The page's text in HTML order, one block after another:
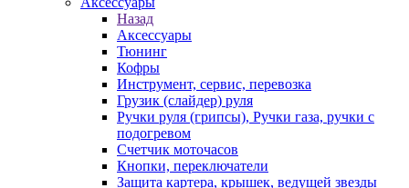
Назад
Аксессуары
Тюнинг
Кофры
Инструмент, сервис, перевозка
Грузик (слайдер) руля
Ручки руля (грипсы), Ручки газа, ручки с
подогревом
Счетчик моточасов
Кнопки, переключатели
Защита картера, крышек, ведущей звезды